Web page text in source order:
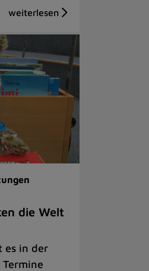
die Welt
es in der